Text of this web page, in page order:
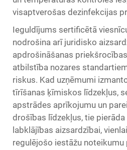
visaptverošas dezinfekcijas
Ieguldījums sertificētā
nodrošina arī juridisko
apdrošināšanas
atbilstība nozares
riskus. Kad uzņēmumi
tīrīšanas ķīmiskos līdzekļus,
apstrādes aprīkojumu un
drošības līdzekļus, tie
labklājības aizsardzībai,
regulējošo iestāžu noteikumu